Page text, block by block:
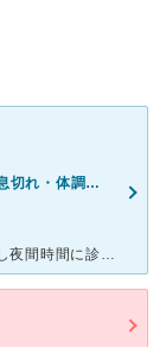
ほてり・めまい・だるい・けいれん・動悸・息切れ・体調不良・寝つきが悪い・不眠・気が滅入る・不安
[症状・来院理由] 2年前にパニック障害を発症し夜間時間に診察してくれた時は番う先生でしたが、ちょうど精神科の先生だったので、早く病名が分かりました。ここ2年間は発作も起きず安心していたのですが、